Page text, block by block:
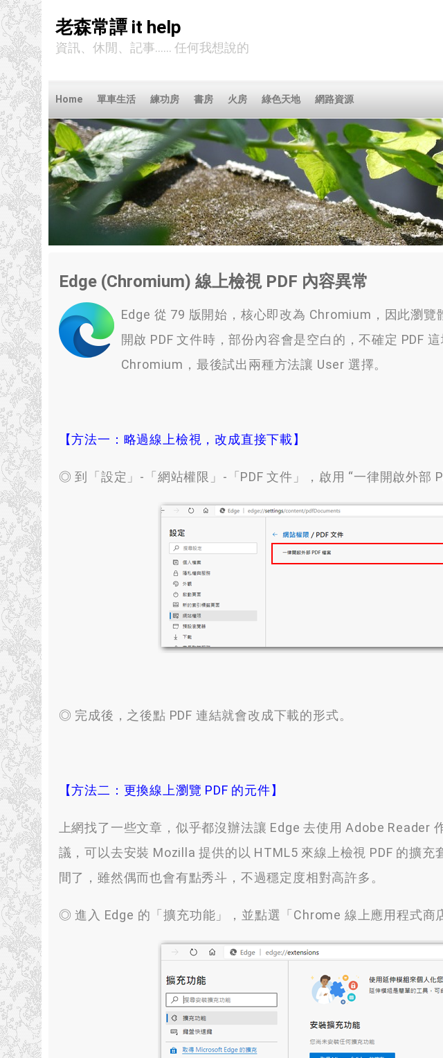
老森常譚 it help
資訊、休閒、記事...... 任何我想說的
Home 單車生活 練功房 書房 火房 綠色天地 網路資源
Edge (Chromium) 線上檢視 PDF 內容異常
Edge 從 79 版開始，核心即改為 Chromium，因此瀏
開啟 PDF 文件時，部份內容會是空白的，不確定 PDF
Chromium ， 最後試出兩種方法讓 User 選擇。
【方法一 ： 略過線上檢視 ，改成直接下載】
◎ 到「設定」-「網站權限」-「PDF 文件」 ， 啟用 “一律開啟外部
◎ 完成後 ， 之後點 PDF 連結就會改成下載的形式。
【方法二 ： 更換線上瀏覽 PDF 的元件】
上網找了一些文章 ， 似乎都沒辦法讓 Edge 去使用 Adobe Reader
議 ，可以去安裝 Mozilla 提供的以 HTML5 來線上檢視 PDF 的擴充
間了 ， 雖然偶而也會有點秀斗 ， 不過穩定度相對高許多 。
◎ 進入 Edge 的「擴充功能」 ， 並點選「Chrome 線上應用程式商